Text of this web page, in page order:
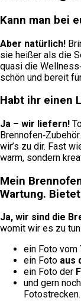
Kann man bei
Aber natürlich!
sie heißer als die
quasi die
schön und bereit
Habt ihr einen
Ja – wir liefern!
wir’s zu dir. Fast
warm, sondern
Mein
Wartung.
Ja, wir sind die
womit wir es zu tun
ein Foto vom
ein Foto aus
ein Foto der
und gern
Fotostrecken.